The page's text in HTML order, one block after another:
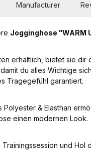
Manufacturer
Jogginghose "WARM
erhältlich, bietet sie
du alles Wichtige
Tragegefühl garantiert.
Polyester & Elasthan
einen modernen Look.
und Hol